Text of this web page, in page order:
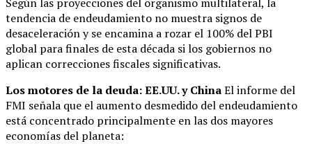
tendencia de endeudamiento no muestra signos de
desaceleración y se encamina a rozar el 100% del PBI
global para finales de esta década si los gobiernos no
aplican correcciones fiscales significativas.
Los motores de la deuda: EE.UU. y ChinaEl informe del
FMI señala que el aumento desmedido del endeudamiento
está concentrado principalmente en las dos mayores
economías del planeta: